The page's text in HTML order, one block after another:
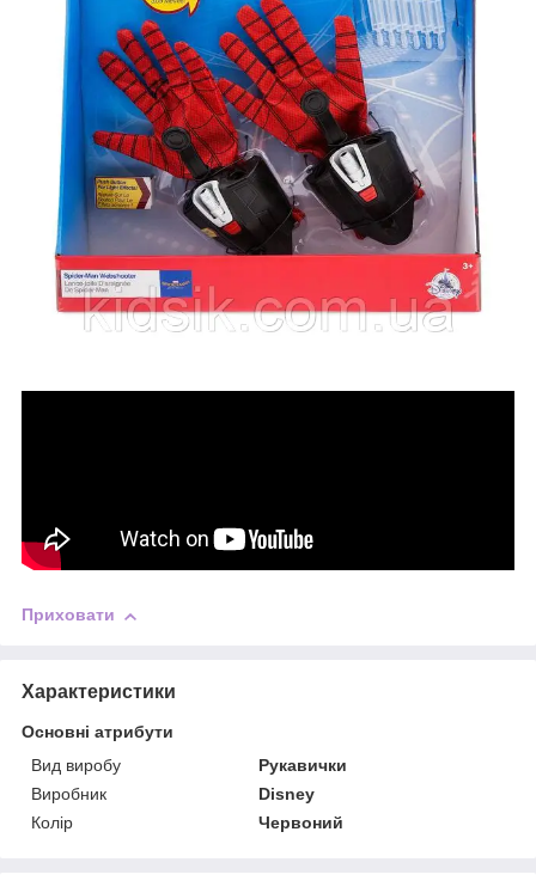
Приховати
Характеристики
Основні атрибути
Вид виробу
Рукавички
Виробник
Disney
Колір
Червоний